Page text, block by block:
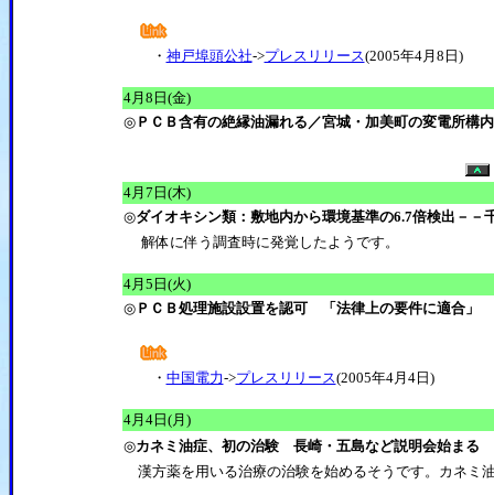
・ 神戸埠頭公社->プレスリリース(2005年4月8日)
4月8日(金)
◎ＰＣＢ含有の絶縁油漏れる／宮城・加美町の変電所構内
4月7日(木)
◎ダイオキシン類：敷地内から環境基準の6.7倍検出－－
解体に伴う調査時に発覚したようです。
4月5日(火)
◎ＰＣＢ処理施設設置を認可 「法律上の要件に適合」
・ 中国電力->プレスリリース(2005年4月4日)
4月4日(月)
◎カネミ油症、初の治験 長崎・五島など説明会始まる
漢方薬を用いる治療の治験を始めるそうです。カネミ